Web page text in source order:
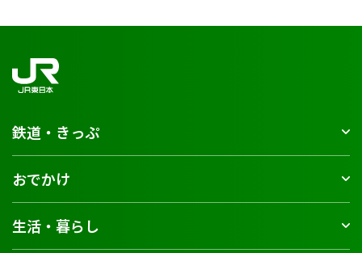
鉄道・きっぷ
おでかけ
生活・暮らし